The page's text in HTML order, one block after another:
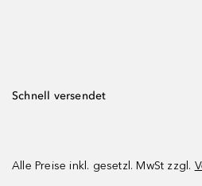
Schnell versendet
Alle Preise inkl. gesetzl. MwSt zzgl.